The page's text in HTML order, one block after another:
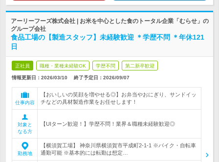
アーリーフーズ株式会社 | お米を中心とした食のトータル企業「むらせ」の
グループ会社
食品工場の【製造スタッフ】未経験歓迎 ＊学歴不問 ＊年休121
日
正社員 職種・業種未経験OK 学歴不問 第二新卒歓迎
情報更新日：2026/03/10 終了予定日： 2026/09/07
仕事内容
【おいしいの笑顔を増やせる◎】お弁当やおにぎり、サンドイッ
チなどの具材製造作業をお任せします！
対象と
なる方
【UIターン歓迎！】学歴不問！業界＆職種未経験歓迎◎
勤務地
【横須賀工場】 神奈川県横須賀市平成町2-1-1 ※バイク・自転車
通勤可能 ※基本的には転勤は想定…